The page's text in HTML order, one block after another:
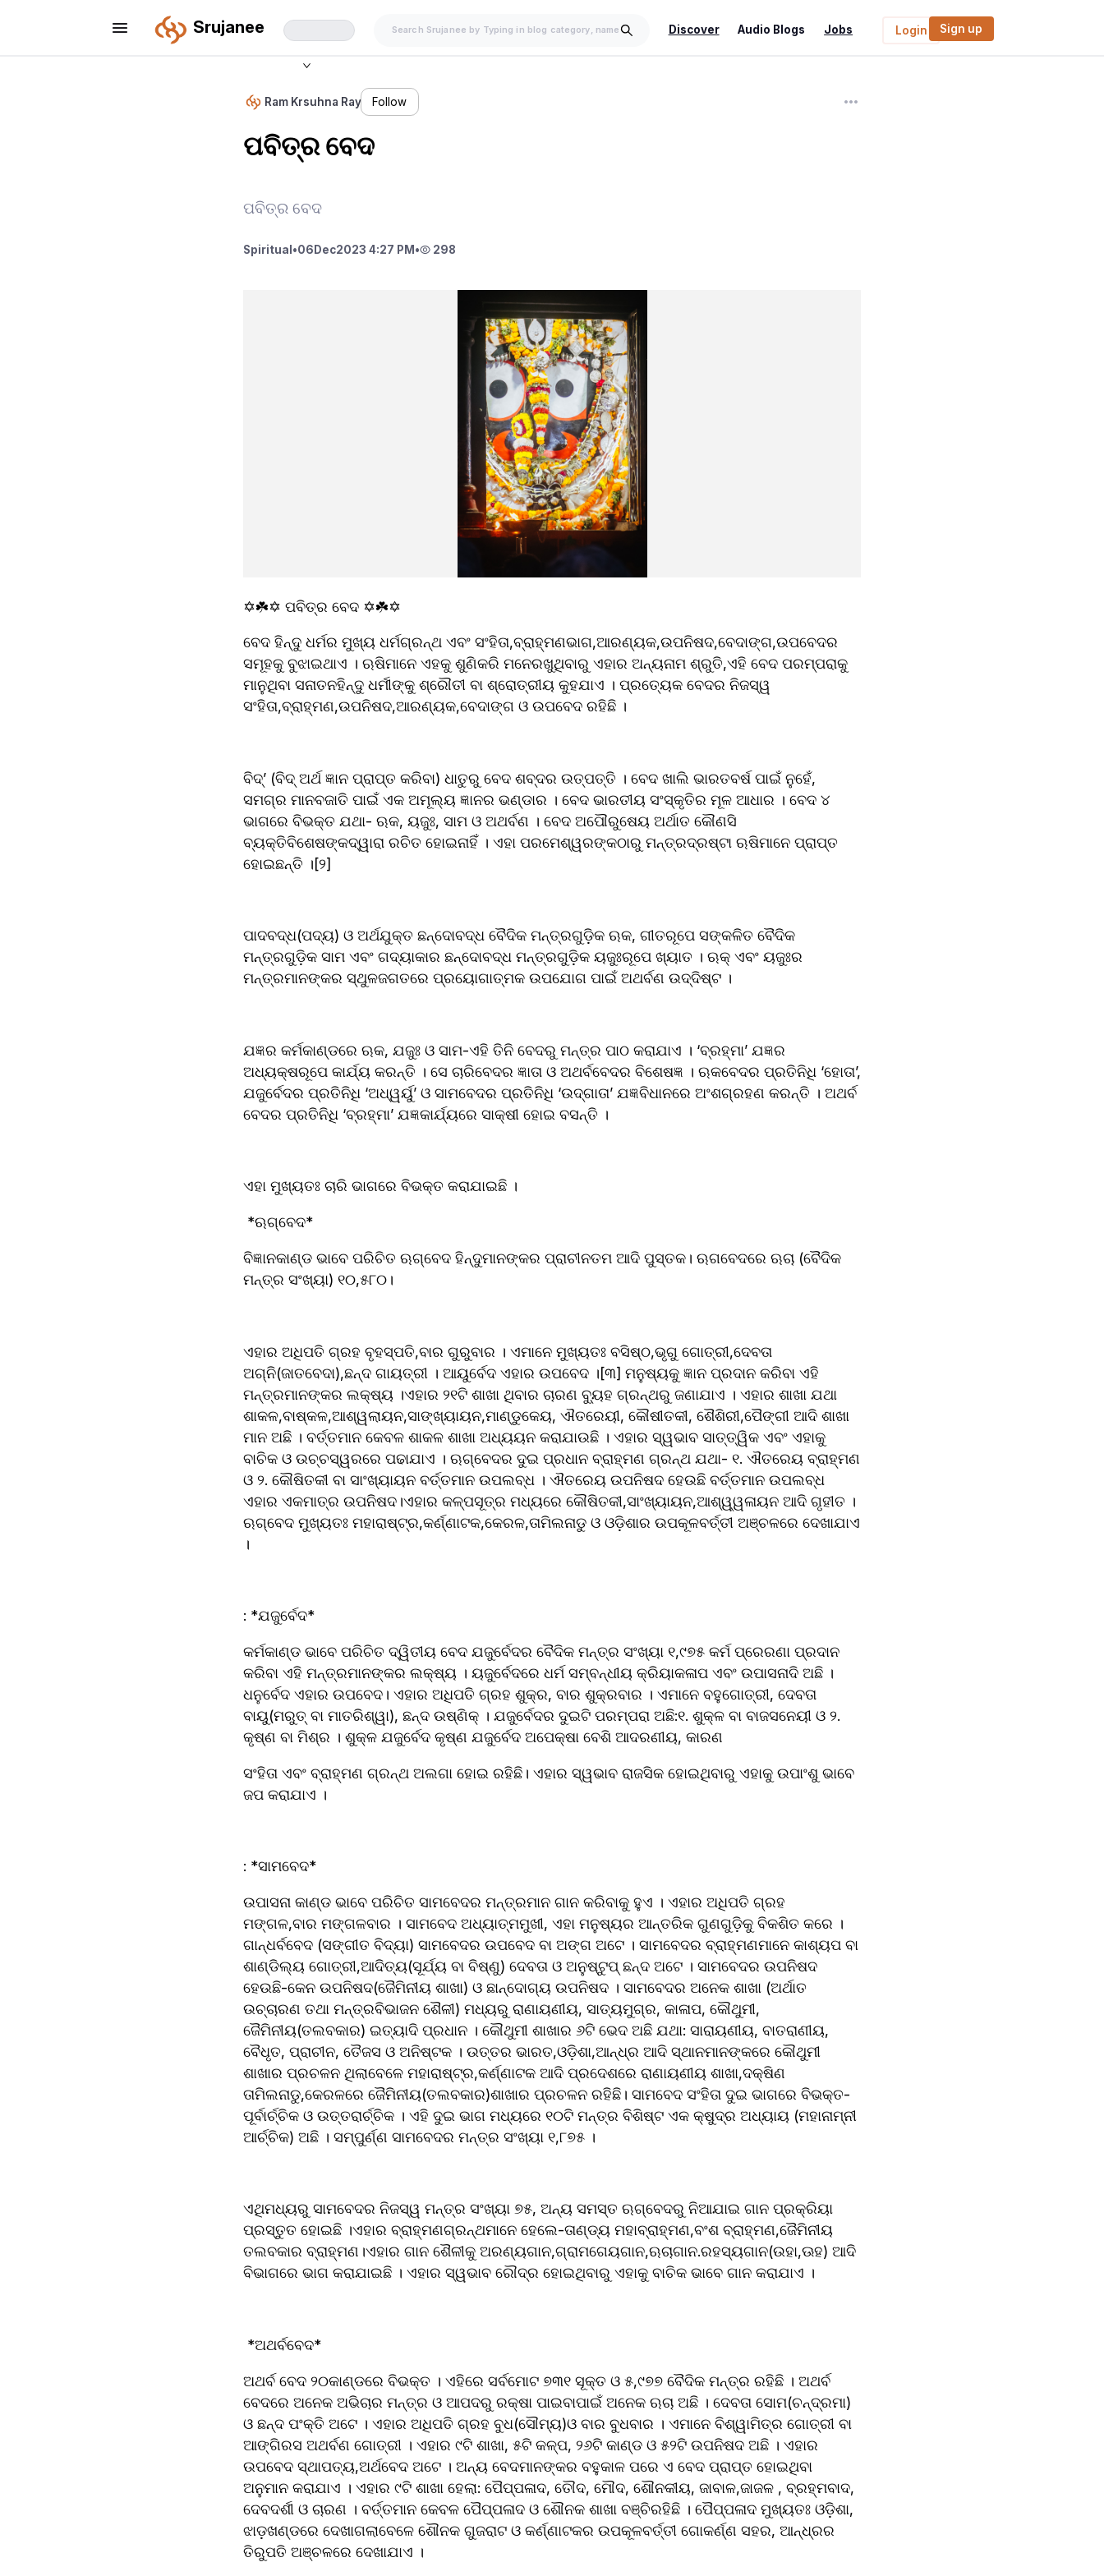
Srujanee Discover Audio Blogs Jobs Login Sign up
Ram Krsuhna Ray Follow
ପବିତ୍ର ବେଦ
ପବିତ୍ର ବେଦ
Spiritual •06 Dec2023 4:27 PM • 298
✡️☘️✡️ ପବିତ୍ର ବେଦ ✡️☘️✡️
ବେଦ ହିନ୍ଦୁ ଧର୍ମର ମୁଖ୍ୟ ଧର୍ମଗ୍ରନ୍ଥ ଏବଂ ସଂହିତା,ବ୍ରାହ୍ମଣଭାଗ,ଆରଣ୍ୟକ,ଉପନିଷଦ,ବେଦାଙ୍ଗ,ଉପବେଦର
ସମୂହକୁ ବୁଝାଇଥାଏ । ଋଷିମାନେ ଏହକୁ ଶୁଣିକରି ମନେରଖୁଥିବାରୁ ଏହାର ଅନ୍ୟନାମ ଶ୍ରୁତି,ଏହି ବେଦ ପରମ୍ପରାକୁ
ମାନୁଥିବା ସନାତନହିନ୍ଦୁ ଧର୍ମୀଙ୍କୁ ଶ୍ରୌତୀ ବା ଶ୍ରୋତ୍ରୀୟ କୁହଯାଏ । ପ୍ରତ୍ୟେକ ବେଦର ନିଜସ୍ୱ
ସଂହିତା,ବ୍ରାହ୍ମଣ,ଉପନିଷଦ,ଆରଣ୍ୟକ,ବେଦାଙ୍ଗ ଓ ଉପବେଦ ରହିଛି ।
ବିଦ୍‌’ (ବିଦ୍‌ ଅର୍ଥ ଜ୍ଞାନ ପ୍ରାପ୍ତ କରିବା) ଧାତୁରୁ ବେଦ ଶବ୍ଦର ଉତ୍ପତ୍ତି । ବେଦ ଖାଲି ଭାରତବର୍ଷ ପାଇଁ ନୁହେଁ,
ସମଗ୍ର ମାନବଜାତି ପାଇଁ ଏକ ଅମୂଲ୍ୟ ଜ୍ଞାନର ଭଣ୍ଡାର । ବେଦ ଭାରତୀୟ ସଂସ୍କୃତିର ମୂଳ ଆଧାର । ବେଦ ୪
ଭାଗରେ ବିଭକ୍ତ ଯଥା- ଋକ, ୟଜୁଃ, ସାମ ଓ ଅଥର୍ବଣ । ବେଦ ଅପୌରୁଷେୟ ଅର୍ଥାତ କୌଣସି
ବ୍ୟକ୍ତିବିଶେଷଙ୍କଦ୍ୱାରା ରଚିତ ହୋଇନାହିଁ । ଏହା ପରମେଶ୍ୱରଙ୍କଠାରୁ ମନ୍ତ୍ରଦ୍ରଷ୍ଟା ଋଷିମାନେ ପ୍ରାପ୍ତ
ହୋଇଛନ୍ତି ।[୨]
ପାଦବଦ୍ଧ(ପଦ୍ୟ) ଓ ଅର୍ଥଯୁକ୍ତ ଛନ୍ଦୋବଦ୍ଧ ବୈଦିକ ମନ୍ତ୍ରଗୁଡ଼ିକ ଋକ, ଗୀତରୂପେ ସଙ୍କଳିତ ବୈଦିକ
ମନ୍ତ୍ରଗୁଡ଼ିକ ସାମ ଏବଂ ଗଦ୍ୟାକାର ଛନ୍ଦୋବଦ୍ଧ ମନ୍ତ୍ରଗୁଡ଼ିକ ୟଜୁଃରୂପେ ଖ୍ୟାତ । ଋକ୍ ଏବଂ ୟଜୁଃର
ମନ୍ତ୍ରମାନଙ୍କର ସ୍ଥୁଳଜଗତରେ ପ୍ରୟୋଗାତ୍ମକ ଉପଯୋଗ ପାଇଁ ଅଥର୍ବଣ ଉଦ୍ଦିଷ୍ଟ ।
ଯଜ୍ଞର କର୍ମକାଣ୍ଡରେ ଋକ, ଯଜୁଃ ଓ ସାମ-ଏହି ତିନି ବେଦରୁ ମନ୍ତ୍ର ପାଠ କରାଯାଏ । ‘ବ୍ରହ୍ମା’ ଯଜ୍ଞର
ଅଧ୍ୟକ୍ଷରୂପେ କାର୍ଯ୍ୟ କରନ୍ତି । ସେ ଚାରିବେଦର ଜ୍ଞାତା ଓ ଅଥର୍ବବେଦର ବିଶେଷଜ୍ଞ । ଋକବେଦର ପ୍ରତିନିଧି ‘ହୋତା’,
ଯଜୁର୍ବେଦର ପ୍ରତିନିଧି ‘ଅଧ୍ୱର୍ୟୁ’ ଓ ସାମବେଦର ପ୍ରତିନିଧି ‘ଉଦ୍‌ଗାତା’ ଯଜ୍ଞବିଧାନରେ ଅଂଶଗ୍ରହଣ କରନ୍ତି । ଅଥର୍ବ
ବେଦର ପ୍ରତିନିଧି ‘ବ୍ରହ୍ମା’ ଯଜ୍ଞକାର୍ଯ୍ୟରେ ସାକ୍ଷୀ ହୋଇ ବସନ୍ତି ।
ଏହା ମୁଖ୍ୟତଃ ଚାରି ଭାଗରେ ବିଭକ୍ତ କରାଯାଇଛି ।
*ଋଗ୍‌ବେଦ*
ବିଜ୍ଞାନକାଣ୍ଡ ଭାବେ ପରିଚିତ ଋଗ୍‌ବେଦ ହିନ୍ଦୁମାନଙ୍କର ପ୍ରାଚୀନତମ ଆଦି ପୁସ୍ତକ। ଋଗବେଦରେ ଋଚା (ବୈଦିକ
ମନ୍ତ୍ର ସଂଖ୍ୟା) ୧୦,୫୮୦।
ଏହାର ଅଧିପତି ଗ୍ରହ ବୃହସ୍ପତି,ବାର ଗୁରୁବାର । ଏମାନେ ମୁଖ୍ୟତଃ ବସିଷ୍ଠ,ଭୃଗୁ ଗୋତ୍ରୀ,ଦେବତା
ଅଗ୍ନି(ଜାତବେଦା),ଛନ୍ଦ ଗାୟତ୍ରୀ । ଆୟୁର୍ବେଦ ଏହାର ଉପବେଦ ।[୩] ମନୁଷ୍ୟକୁ ଜ୍ଞାନ ପ୍ରଦାନ କରିବା ଏହି
ମନ୍ତ୍ରମାନଙ୍କର ଲକ୍ଷ୍ୟ ।ଏହାର ୨୧ଟି ଶାଖା ଥିବାର ଚାରଣ ବ୍ୟୁହ ଗ୍ରନ୍ଥରୁ ଜଣାଯାଏ । ଏହାର ଶାଖା ଯଥା
ଶାକଳ,ବାଷ୍କଳ,ଆଶ୍ୱଲାୟନ,ସାଙ୍ଖ୍ୟାୟନ,ମାଣ୍ଡୁକେୟ, ଐତରେୟୀ, କୌଷୀତକୀ, ଶୈଶିରୀ,ପୈଙ୍ଗୀ ଆଦି ଶାଖା
ମାନ ଅଛି । ବର୍ତ୍ତମାନ କେବଳ ଶାକଳ ଶାଖା ଅଧ୍ୟୟନ କରାଯାଉଛି । ଏହାର ସ୍ୱଭାବ ସାତ୍ତ୍ୱିକ ଏବଂ ଏହାକୁ
ବାଚିକ ଓ ଉଚ୍ଚସ୍ୱରରେ ପଢାଯାଏ । ଋଗ୍‌ବେଦର ଦୁଇ ପ୍ରଧାନ ବ୍ରାହ୍ମଣ ଗ୍ରନ୍ଥ ଯଥା- ୧. ଐତରେୟ ବ୍ରାହ୍ମଣ
ଓ ୨. କୌଷିତକୀ ବା ସାଂଖ୍ୟାୟନ ବର୍ତ୍ତମାନ ଉପଲବ୍ଧ । ଐତରେୟ ଉପନିଷଦ ହେଉଛି ବର୍ତ୍ତମାନ ଉପଲବ୍ଧ
ଏହାର ଏକମାତ୍ର ଉପନିଷଦ।ଏହାର କଳ୍ପସୂତ୍ର ମଧ୍ୟରେ କୌଷିତକୀ,ସାଂଖ୍ୟାୟନ,ଆଶ୍ୱ୍ୱଳାୟନ ଆଦି ଗୃହୀତ ।
ଋଗ୍‌ବେଦ ମୁଖ୍ୟତଃ ମହାରାଷ୍ଟ୍ର,କର୍ଣ୍ଣାଟକ,କେରଳ,ତାମିଲନାଡୁ ଓ ଓଡ଼ିଶାର ଉପକୂଳବର୍ତ୍ତୀ ଅଞ୍ଚଳରେ ଦେଖାଯାଏ
।
: *ଯଜୁର୍ବେଦ*
କର୍ମକାଣ୍ଡ ଭାବେ ପରିଚିତ ଦ୍ୱିତୀୟ ବେଦ ଯଜୁର୍ବେଦର ବୈଦିକ ମନ୍ତ୍ର ସଂଖ୍ୟା ୧,୯୭୫ କର୍ମ ପ୍ରେରଣା ପ୍ରଦାନ
କରିବା ଏହି ମନ୍ତ୍ରମାନଙ୍କର ଲକ୍ଷ୍ୟ । ୟଜୁର୍ବେଦରେ ଧର୍ମ ସମ୍ବନ୍ଧୀୟ କ୍ରିୟାକଳାପ ଏବଂ ଉପାସନାଦି ଅଛି ।
ଧନୁର୍ବେଦ ଏହାର ଉପବେଦ। ଏହାର ଅଧିପତି ଗ୍ରହ ଶୁକ୍ର, ବାର ଶୁକ୍ରବାର । ଏମାନେ ବହୁଗୋତ୍ରୀ, ଦେବତା
ବାୟୁ(ମରୁତ୍ ବା ମାତରିଶ୍ୱା), ଛନ୍ଦ ଉଷ୍ଣିକ୍ । ଯଜୁର୍ବେଦର ଦୁଇଟି ପରମ୍ପରା ଅଛି:୧. ଶୁକ୍ଳ ବା ବାଜସନେୟୀ ଓ ୨.
କୃଷ୍ଣ ବା ମିଶ୍ର । ଶୁକ୍ଳ ଯଜୁର୍ବେଦ କୃଷ୍ଣ ଯଜୁର୍ବେଦ ଅପେକ୍ଷା ବେଶି ଆଦରଣୀୟ, କାରଣ
ସଂହିତା ଏବଂ ବ୍ରାହ୍ମଣ ଗ୍ରନ୍ଥ ଅଲଗା ହୋଇ ରହିଛି। ଏହାର ସ୍ୱଭାବ ରାଜସିକ ହୋଇଥିବାରୁ ଏହାକୁ ଉପାଂଶୁ ଭାବେ
ଜପ କରାଯାଏ ।
: *ସାମବେଦ*
ଉପାସନା କାଣ୍ଡ ଭାବେ ପରିଚିତ ସାମବେଦର ମନ୍ତ୍ରମାନ ଗାନ କରିବାକୁ ହୁଏ । ଏହାର ଅଧିପତି ଗ୍ରହ
ମଙ୍ଗଳ,ବାର ମଙ୍ଗଳବାର । ସାମବେଦ ଅଧ୍ୟାତ୍ମମୁଖୀ, ଏହା ମନୁଷ୍ୟର ଆନ୍ତରିକ ଗୁଣଗୁଡ଼ିକୁ ବିକଶିତ କରେ ।
ଗାନ୍ଧର୍ବବେଦ (ସଙ୍ଗୀତ ବିଦ୍ୟା) ସାମବେଦର ଉପବେଦ ବା ଅଙ୍ଗ ଅଟେ । ସାମବେଦର ବ୍ରାହ୍ମଣମାନେ କାଶ୍ୟପ ବା
ଶାଣ୍ଡିଲ୍ୟ ଗୋତ୍ରୀ,ଆଦିତ୍ୟ(ସୂର୍ଯ୍ୟ ବା ବିଷ୍ଣୁ) ଦେବତା ଓ ଅନୁଷ୍ଟୁପ୍ ଛନ୍ଦ ଅଟେ । ସାମବେଦର ଉପନିଷଦ
ହେଉଛି-କେନ ଉପନିଷଦ(ଜୈମିନୀୟ ଶାଖା) ଓ ଛାନ୍ଦୋଗ୍ୟ ଉପନିଷଦ । ସାମବେଦର ଅନେକ ଶାଖା (ଅର୍ଥାତ
ଉଚ୍ଚାରଣ ତଥା ମନ୍ତ୍ରବିଭାଜନ ଶୈଳୀ) ମଧ୍ୟରୁ ରାଣାୟଣୀୟ, ସାତ୍ୟମୁଗ୍ର, କାଳାପ, କୌଥୁମୀ,
ଜୈମିନୀୟ(ତଲବକାର) ଇତ୍ୟାଦି ପ୍ରଧାନ । କୌଥୁମୀ ଶାଖାର ୬ଟି ଭେଦ ଅଛି ଯଥା: ସାରାୟଣୀୟ, ବାତରାଣୀୟ,
ବୈଧୃତ, ପ୍ରାଚୀନ, ତୈଜସ ଓ ଅନିଷ୍ଟକ । ଉତ୍ତର ଭାରତ,ଓଡ଼ିଶା,ଆନ୍ଧ୍ର ଆଦି ସ୍ଥାନମାନଙ୍କରେ କୌଥୁମୀ
ଶାଖାର ପ୍ରଚଳନ ଥିଲାବେଳେ ମହାରାଷ୍ଟ୍ର,କର୍ଣ୍ଣାଟକ ଆଦି ପ୍ରଦେଶରେ ରାଣାୟଣୀୟ ଶାଖା,ଦକ୍ଷିଣ
ତାମିଲନାଡୁ,କେରଳରେ ଜୈମିନୀୟ(ତଲବକାର)ଶାଖାର ପ୍ରଚଳନ ରହିଛି। ସାମବେଦ ସଂହିତା ଦୁଇ ଭାଗରେ ବିଭକ୍ତ-
ପୂର୍ବାର୍ଚ୍ଚିକ ଓ ଉତ୍ତରାର୍ଚ୍ଚିକ । ଏହି ଦୁଇ ଭାଗ ମଧ୍ୟରେ ୧୦ଟି ମନ୍ତ୍ର ବିଶିଷ୍ଟ ଏକ କ୍ଷୁଦ୍ର ଅଧ୍ୟାୟ (ମହାନାମ୍ନୀ
ଆର୍ଚ୍ଚିକ) ଅଛି । ସମ୍ପୁର୍ଣ୍ଣ ସାମବେଦର ମନ୍ତ୍ର ସଂଖ୍ୟା ୧,୮୭୫ ।
ଏଥିମଧ୍ୟରୁ ସାମବେଦର ନିଜସ୍ୱ ମନ୍ତ୍ର ସଂଖ୍ୟା ୭୫, ଅନ୍ୟ ସମସ୍ତ ଋଗ୍‌ବେଦରୁ ନିଆଯାଇ ଗାନ ପ୍ରକ୍ରିୟା
ପ୍ରସ୍ତୁତ ହୋଇଛି ।ଏହାର ବ୍ରାହ୍ମଣଗ୍ରନ୍ଥମାନେ ହେଲେ-ତାଣ୍ଡ୍ୟ ମହାବ୍ରାହ୍ମଣ,ବଂଶ ବ୍ରାହ୍ମଣ,ଜୈମିନୀୟ
ତଲବକାର ବ୍ରାହ୍ମଣ।ଏହାର ଗାନ ଶୈଳୀକୁ ଅରଣ୍ୟଗାନ,ଗ୍ରାମଗେୟଗାନ,ଋଚାଗାନ.ରହସ୍ୟଗାନ(ଉହା,ଊହ) ଆଦି
ବିଭାଗରେ ଭାଗ କରାଯାଇଛି । ଏହାର ସ୍ୱଭାବ ରୌଦ୍ର ହୋଇଥିବାରୁ ଏହାକୁ ବାଚିକ ଭାବେ ଗାନ କରାଯାଏ ।
*ଅଥର୍ବବେଦ*
ଅଥର୍ବ ବେଦ ୨୦କାଣ୍ଡରେ ବିଭକ୍ତ । ଏହିରେ ସର୍ବମୋଟ ୭୩୧ ସୂକ୍ତ ଓ ୫,୯୭୭ ବୈଦିକ ମନ୍ତ୍ର ରହିଛି । ଅଥର୍ବ
ବେଦରେ ଅନେକ ଅଭିଚାର ମନ୍ତ୍ର ଓ ଆପଦରୁ ରକ୍ଷା ପାଇବାପାଇଁ ଅନେକ ଋଚା ଅଛି । ଦେବତା ସୋମ(ଚନ୍ଦ୍ରମା)
ଓ ଛନ୍ଦ ପଂକ୍ତି ଅଟେ । ଏହାର ଅଧିପତି ଗ୍ରହ ବୁଧ(ସୌମ୍ୟ)ଓ ବାର ବୁଧବାର । ଏମାନେ ବିଶ୍ୱାମିତ୍ର ଗୋତ୍ରୀ ବା
ଆଙ୍ଗିରସ ଅଥର୍ବଣ ଗୋତ୍ରୀ । ଏହାର ୯ଟି ଶାଖା, ୫ଟି କଳ୍ପ, ୨୬ଟି କାଣ୍ଡ ଓ ୫୨ଟି ଉପନିଷଦ ଅଛି । ଏହାର
ଉପବେଦ ସ୍ଥାପତ୍ୟ,ଅର୍ଥବେଦ ଅଟେ । ଅନ୍ୟ ବେଦମାନଙ୍କର ବହୁକାଳ ପରେ ଏ ବେଦ ପ୍ରାପ୍ତ ହୋଇଥିବା
ଅନୁମାନ କରାଯାଏ । ଏହାର ୯ଟି ଶାଖା ହେଲା: ପୈପ୍ପଳାଦ, ତୌଦ, ମୌଦ, ଶୌନକୀୟ, ଜାବାଳ,ଜାଜଳ , ବ୍ରହ୍ମବାଦ,
ଦେବଦର୍ଶୀ ଓ ଚାରଣ । ବର୍ତ୍ତମାନ କେବଳ ପୈପ୍ପଳାଦ ଓ ଶୌନକ ଶାଖା ବଞ୍ଚିରହିଛି । ପୈପ୍ପଳାଦ ମୁଖ୍ୟତଃ ଓଡ଼ିଶା,
ଝାଡ଼ଖଣ୍ଡରେ ଦେଖାଗଲାବେଳେ ଶୌନକ ଗୁଜରାଟ ଓ କର୍ଣ୍ଣାଟକର ଉପକୂଳବର୍ତ୍ତୀ ଗୋକର୍ଣ୍ଣ ସହର, ଆନ୍ଧ୍ରର
ତିରୁପତି ଅଞ୍ଚଳରେ ଦେଖାଯାଏ ।